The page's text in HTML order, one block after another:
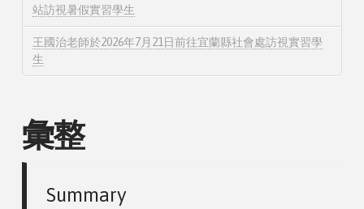
站訪視暑假實習學生
王國治老師於2026年7月21日前往宜蘭縣社會處訪視實習學
生
彙整
Summary